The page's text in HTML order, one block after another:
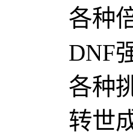
各种
DNF
各种
转世